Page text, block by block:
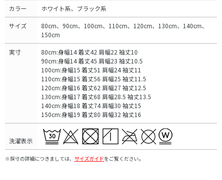
カラー ホワイト系、ブラック系
サイズ
80cm、90cm、100cm、110cm、120cm、130cm、140cm、
150cm
実寸
80cm:身幅14 着丈42 肩幅22 袖丈10
90cm:身幅14 着丈45 肩幅23 袖丈10.5
100cm:身幅15 着丈51 肩幅24 袖丈11
110cm:身幅15 着丈56 肩幅25 袖丈11.5
120cm:身幅16 着丈62 肩幅27 袖丈12.5
130cm:身幅17 着丈68 肩幅28.5 袖丈13.5
140cm:身幅18 着丈74 肩幅30 袖丈15
150cm:身幅19 着丈80 肩幅32 袖丈16
洗濯表示
※採寸の詳細につきましては、 サイズガイドをご覧ください。